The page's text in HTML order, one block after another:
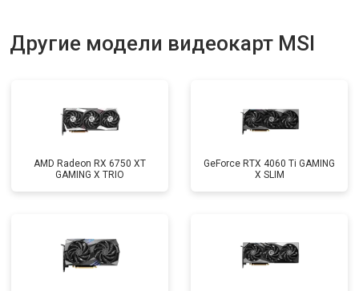
Другие модели видеокарт MSI
AMD Radeon RX 6750 XT
GAMING X TRIO
GeForce RTX 4060 Ti GAMING
X SLIM